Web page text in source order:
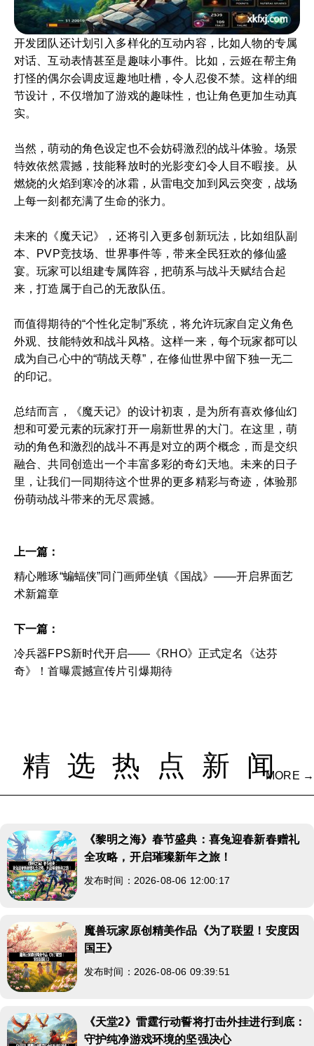
开发团队还计划引入多样化的互动内容，比如人物的专属
对话、互动表情甚至是趣味小事件。比如，云姬在帮主角
打怪的偶尔会调皮逗趣地吐槽，令人忍俊不禁。这样的细
节设计，不仅增加了游戏的趣味性，也让角色更加生动真
实。
当然，萌动的角色设定也不会妨碍激烈的战斗体验。场景
特效依然震撼，技能释放时的光影变幻令人目不暇接。从
燃烧的火焰到寒冷的冰霜，从雷电交加到风云突变，战场
上每一刻都充满了生命的张力。
未来的《魔天记》，还将引入更多创新玩法，比如组队副
本、PVP竞技场、世界事件等，带来全民狂欢的修仙盛
宴。玩家可以组建专属阵容，把萌系与战斗天赋结合起
来，打造属于自己的无敌队伍。
而值得期待的“个性化定制”系统，将允许玩家自定义角色
外观、技能特效和战斗风格。这样一来，每个玩家都可以
成为自己心中的“萌战天尊”，在修仙世界中留下独一无二
的印记。
总结而言，《魔天记》的设计初衷，是为所有喜欢修仙幻
想和可爱元素的玩家打开一扇新世界的大门。在这里，萌
动的角色和激烈的战斗不再是对立的两个概念，而是交织
融合、共同创造出一个丰富多彩的奇幻天地。未来的日子
里，让我们一同期待这个世界的更多精彩与奇迹，体验那
份萌动战斗带来的无尽震撼。
上一篇：
精心雕琢“蝙蝠侠”同门画师坐镇《国战》——开启界面艺
术新篇章
下一篇：
冷兵器FPS新时代开启——《RHO》正式定名《达芬
奇》！首曝震撼宣传片引爆期待
精选热点新闻
MORE →
《黎明之海》春节盛典：喜兔迎春新春赠礼
全攻略，开启璀璨新年之旅！
发布时间：2026-08-06 12:00:17
魔兽玩家原创精美作品《为了联盟！安度因
国王》
发布时间：2026-08-06 09:39:51
《天堂2》雷霆行动誓将打击外挂进行到底：
守护纯净游戏环境的坚强决心